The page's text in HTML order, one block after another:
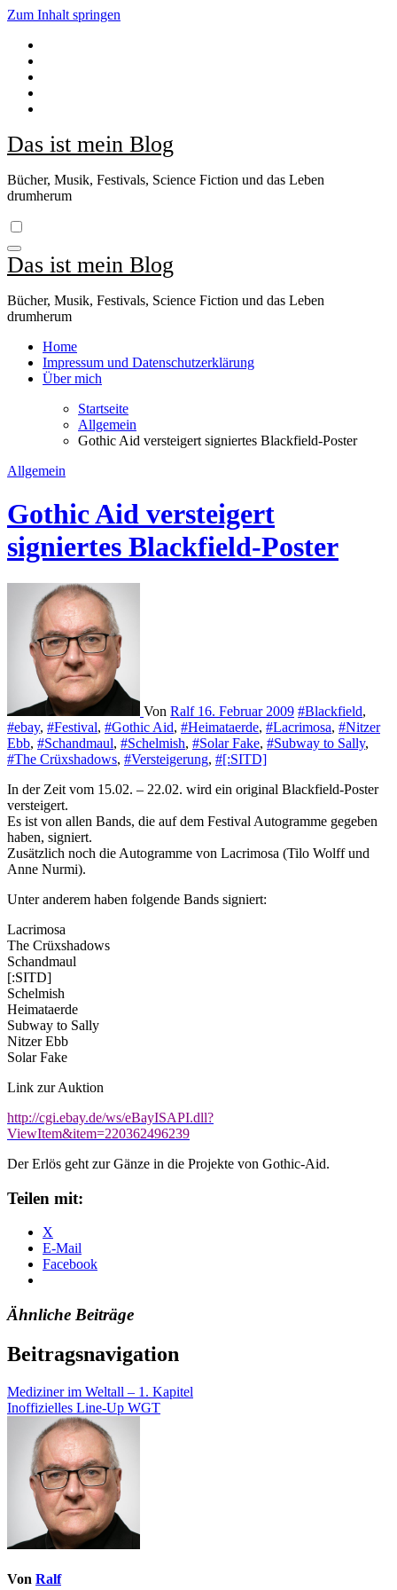
Zum Inhalt springen
Das ist mein Blog
Bücher, Musik, Festivals, Science Fiction und das Leben
drumherum
Das ist mein Blog
Bücher, Musik, Festivals, Science Fiction und das Leben
drumherum
Home
Impressum und Datenschutzerklärung
Über mich
Startseite
Allgemein
Gothic Aid versteigert signiertes Blackfield-Poster
Allgemein
Gothic Aid versteigert
signiertes Blackfield-Poster
Von Ralf 16. Februar 2009 #Blackfield,
#ebay, #Festival, #Gothic Aid, #Heimataerde, #Lacrimosa, #Nitzer
Ebb, #Schandmaul, #Schelmish, #Solar Fake, #Subway to Sally,
#The Crüxshadows, #Versteigerung, #[:SITD]
In der Zeit vom 15.02. – 22.02. wird ein original Blackfield-Poster
versteigert.
Es ist von allen Bands, die auf dem Festival Autogramme gegeben
haben, signiert.
Zusätzlich noch die Autogramme von Lacrimosa (Tilo Wolff und
Anne Nurmi).
Unter anderem haben folgende Bands signiert:
Lacrimosa
The Crüxshadows
Schandmaul
[:SITD]
Schelmish
Heimataerde
Subway to Sally
Nitzer Ebb
Solar Fake
Link zur Auktion
http://cgi.ebay.de/ws/eBayISAPI.dll?
ViewItem&item=220362496239
Der Erlös geht zur Gänze in die Projekte von Gothic-Aid.
Teilen mit:
X
E-Mail
Facebook
Ähnliche Beiträge
Beitragsnavigation
Mediziner im Weltall – 1. Kapitel
Inoffizielles Line-Up WGT
Von Ralf